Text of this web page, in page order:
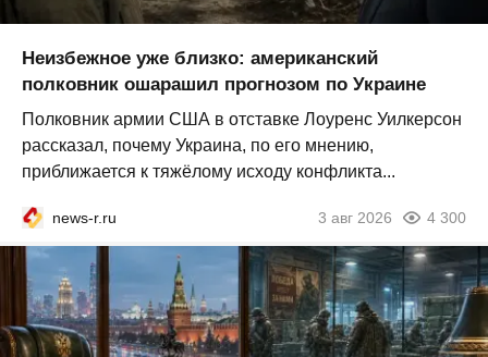
Неизбежное уже близко: американский
полковник ошарашил прогнозом по Украине
Полковник армии США в отставке Лоуренс Уилкерсон
рассказал, почему Украина, по его мнению,
приближается к тяжёлому исходу конфликта...
news-r.ru 3 авг 2026 4 300